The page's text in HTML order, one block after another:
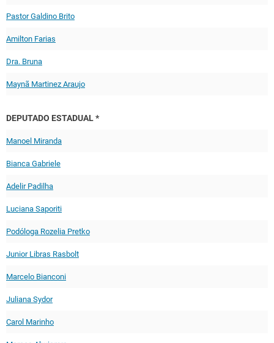
Pastor Galdino Brito
Amilton Farias
Dra. Bruna
Maynã Martinez Araujo
DEPUTADO ESTADUAL *
Manoel Miranda
Bianca Gabriele
Adelir Padilha
Luciana Saporiti
Podóloga Rozelia Pretko
Junior Libras Rasbolt
Marcelo Bianconi
Juliana Sydor
Carol Marinho